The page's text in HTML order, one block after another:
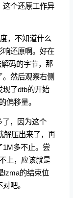
这个还原工作异
，不知道什么
响还原啊。好在
码的字节，那
然后观察右侧
现了dtb的开始
偏移量。
了，因为这个
解压出来了，再
1M多不止。尝
上，应该就是
lzma的结束位
吧。